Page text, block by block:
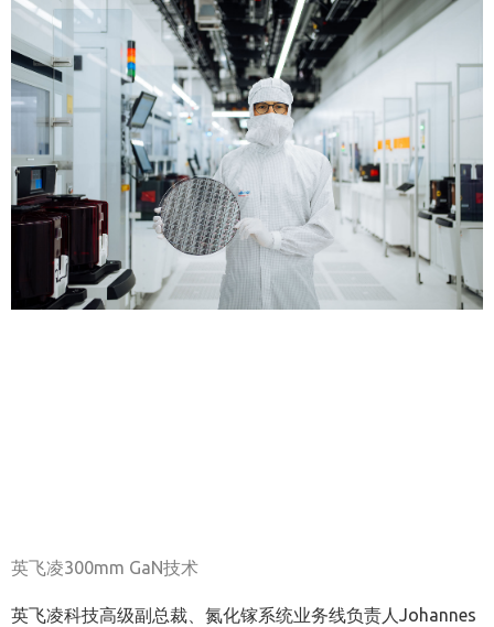
英飞凌300mm GaN技术
英飞凌科技高级副总裁、氮化镓系统业务线负责人 Johannes